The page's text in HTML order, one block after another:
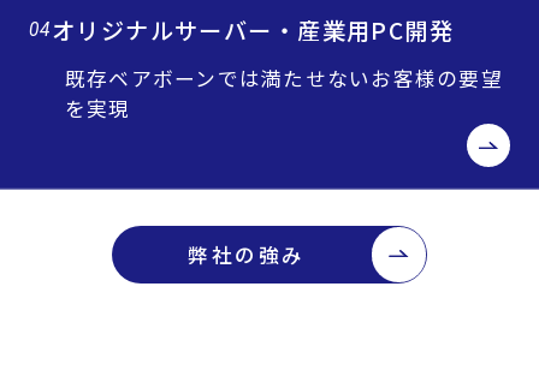
04オリジナルサーバー・産業用PC開発
既存ベアボーンでは満たせないお客様の要望
を実現
弊社の強み